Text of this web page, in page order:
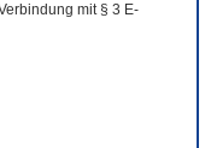
mit § 3 E-